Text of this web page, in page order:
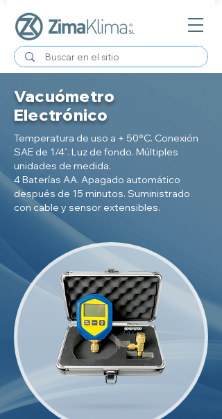
Vacuómetro
Electrónico
Temperatura de uso a + 50°C. Conexión
SAE de 1/4”. Luz de fondo. Múltiples
unidades de medida.
4 Baterías AA. Apagado automático
después de 15 minutos. Suministrado
con cable y sensor extensibles.